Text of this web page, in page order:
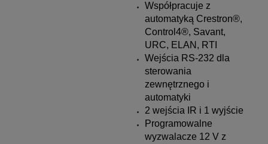
Współpracuje z
automatyką Crestron®,
Control4®, Savant,
URC, ELAN, RTI
Wejścia RS-232 dla
sterowania
zewnętrznego i
automatyki
2 wejścia IR i 1 wyjście
Programowalne
wyzwalacze 12 V z